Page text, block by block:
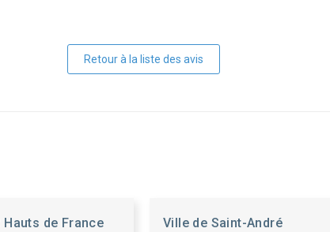
Retour à la liste des avis
Hauts de France Ville de Saint-André